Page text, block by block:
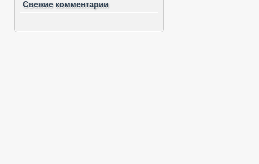
Свежие комментарии